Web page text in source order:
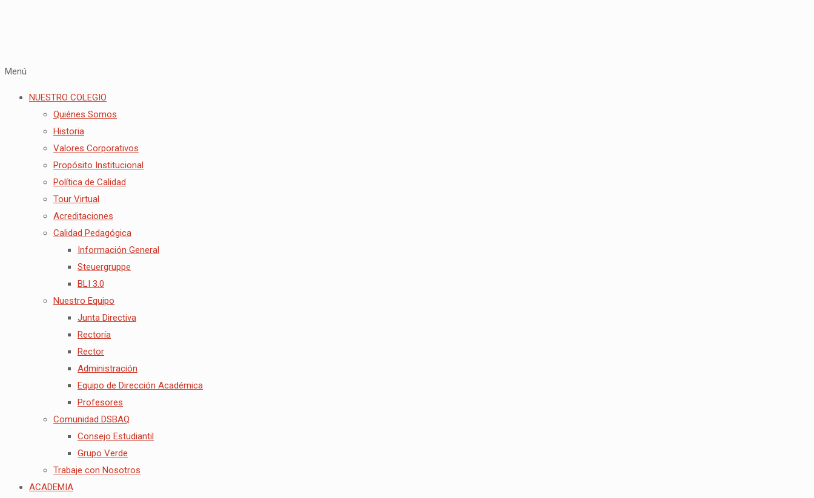
Menú
NUESTRO COLEGIO
Quiénes Somos
Historia
Valores Corporativos
Propósito Institucional
Política de Calidad
Tour Virtual
Acreditaciones
Calidad Pedagógica
Información General
Steuergruppe
BLI 3.0
Nuestro Equipo
Junta Directiva
Rectoría
Rector
Administración
Equipo de Dirección Académica
Profesores
Comunidad DSBAQ
Consejo Estudiantil
Grupo Verde
Trabaje con Nosotros
ACADEMIA